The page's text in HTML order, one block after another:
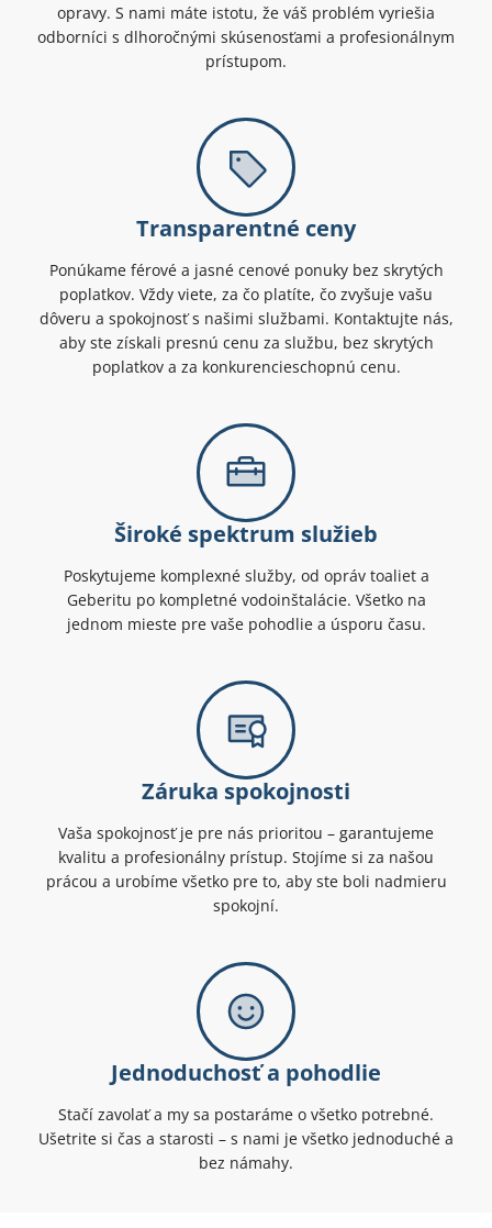
opravy. S nami máte istotu, že váš problém vyriešia
odborníci s dlhoročnými skúsenosťami a profesionálnym
prístupom.
Transparentné ceny
Ponúkame férové a jasné cenové ponuky bez skrytých
poplatkov. Vždy viete, za čo platíte, čo zvyšuje vašu
dôveru a spokojnosť s našimi službami. Kontaktujte nás,
aby ste získali presnú cenu za službu, bez skrytých
poplatkov a za konkurencieschopnú cenu.
Široké spektrum služieb
Poskytujeme komplexné služby, od opráv toaliet a
Geberitu po kompletné vodoinštalácie. Všetko na
jednom mieste pre vaše pohodlie a úsporu času.
Záruka spokojnosti
Vaša spokojnosť je pre nás prioritou – garantujeme
kvalitu a profesionálny prístup. Stojíme si za našou
prácou a urobíme všetko pre to, aby ste boli nadmieru
spokojní.
Jednoduchosť a pohodlie
Stačí zavolať a my sa postaráme o všetko potrebné.
Ušetrite si čas a starosti – s nami je všetko jednoduché a
bez námahy.